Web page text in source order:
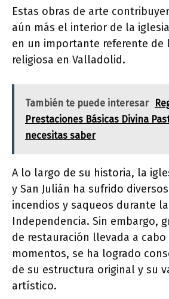
Estas obras de arte
aún más el interior de la
en un importante referente de
religiosa en Valladolid.
También te puede interesar
Prestaciones Básicas Divina
necesitas saber
A lo largo de su historia, la
y San Julián ha sufrido
incendios y saqueos durante
Independencia. Sin embargo,
de restauración llevada a
momentos, se ha logrado
de su estructura original y su
artístico.